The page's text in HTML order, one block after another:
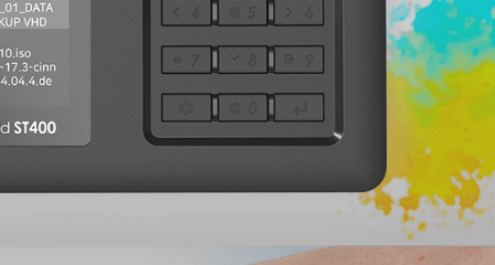
디스플레이
128xRGBx160 1.77"
비좁은 128x32 화면은 이제 그만. 완전히 새로운
128x160 고해상도 컬러 디스플레이로 모든 정보를